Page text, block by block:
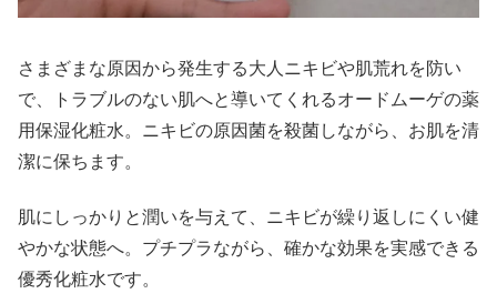
さまざまな原因から発生する大人ニキビや肌荒れを防い
で、トラブルのない肌へと導いてくれるオードムーゲの薬
用保湿化粧水。ニキビの原因菌を殺菌しながら、お肌を清
潔に保ちます。
肌にしっかりと潤いを与えて、ニキビが繰り返しにくい健
やかな状態へ。プチプラながら、確かな効果を実感できる
優秀化粧水です。